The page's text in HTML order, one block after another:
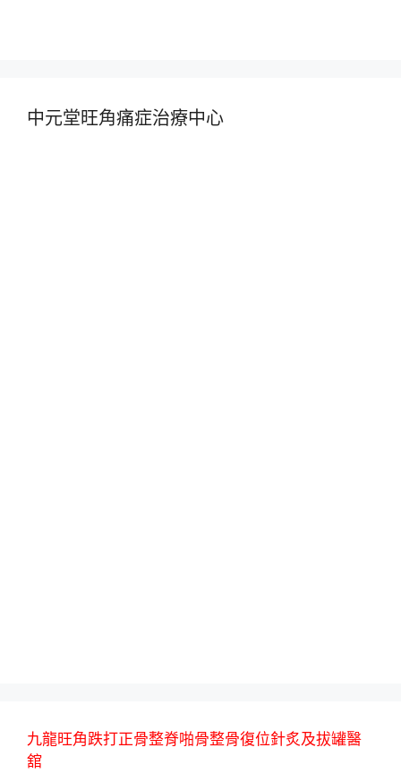
中元堂旺角痛症治療中心
九龍旺角跌打正骨整脊啪骨整骨復位針炙及拔罐醫
舘